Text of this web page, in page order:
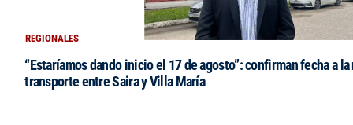
REGIONALES
“Estaríamos dando inicio el 17 de agosto”: confirman fecha a
transporte entre Saira y Villa María